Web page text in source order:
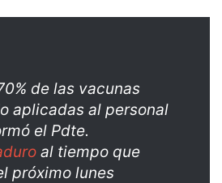
de las vacunas
aplicadas al personal
el Pdte.
al tiempo que
próximo lunes